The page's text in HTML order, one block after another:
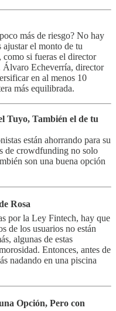
más de riesgo? No hay
ajustar el monto de tu
como si fueras el director
Echeverría, director
en al menos 10
más equilibrada.
Tuyo, También el de tu
están ahorrando para su
de crowdfunding no solo
son una buena opción
Rosa
por la Ley Fintech, hay que
de los usuarios no están
algunas de estas
Entonces, antes de
nadando en una piscina
Opción, Pero con